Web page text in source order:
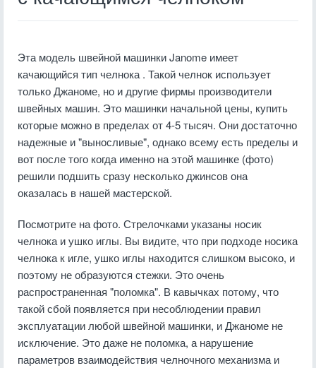
Эта модель швейной машинки Janome имеет
качающийся тип челнока . Такой челнок использует
только Джаноме, но и другие фирмы производители
швейных машин. Это машинки начальной цены, купить
которые можно в пределах от 4-5 тысяч. Они достаточно
надежные и "выносливые", однако всему есть пределы и
вот после того когда именно на этой машинке (фото)
решили подшить сразу несколько джинсов она
оказалась в нашей мастерской.
Посмотрите на фото. Стрелочками указаны носик
челнока и ушко иглы. Вы видите, что при подходе носика
челнока к игле, ушко иглы находится слишком высоко, и
поэтому не образуются стежки. Это очень
распространенная "поломка". В кавычках потому, что
такой сбой появляется при несоблюдении правил
эксплуатации любой швейной машинки, и Джаноме не
исключение. Это даже не поломка, а нарушение
параметров взаимодействия челночного механизма и